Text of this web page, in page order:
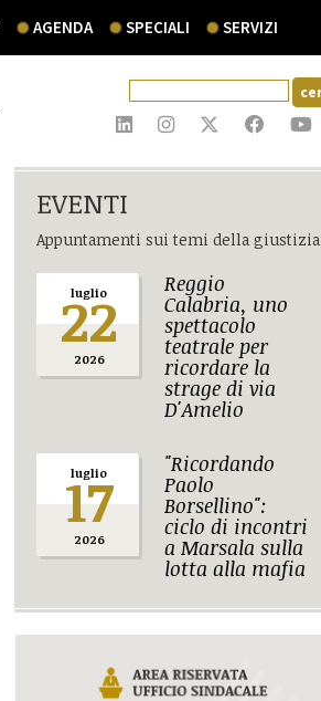
AGENDA SPECIALI SERVIZI
EVENTI
Appuntamenti sui temi della giustizia
luglio
22
2026
Reggio
Calabria, uno
spettacolo
teatrale per
ricordare la
strage di via
D'Amelio
luglio
17
2026
"Ricordando
Paolo
Borsellino":
ciclo di incontri
a Marsala sulla
lotta alla mafia